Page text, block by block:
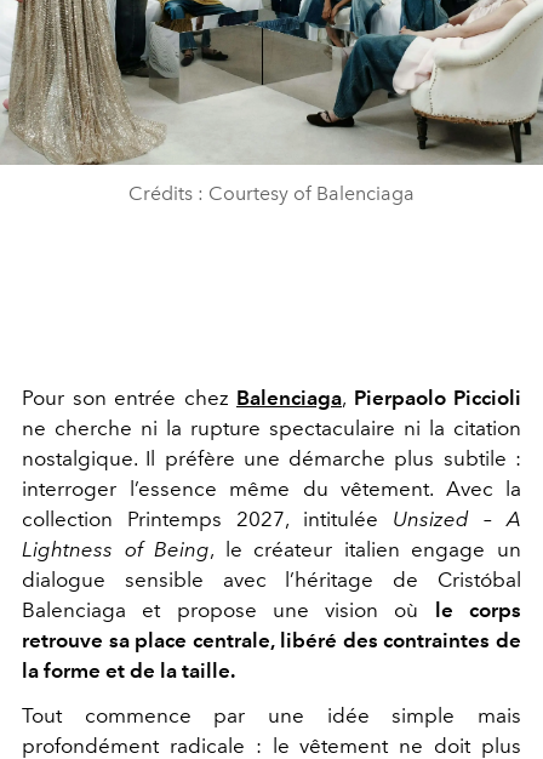
Crédits : Courtesy of Balenciaga
Pour son entrée chez Balenciaga, Pierpaolo Piccioli
ne cherche ni la rupture spectaculaire ni la citation
nostalgique. Il préfère une démarche plus subtile :
interroger l’essence même du vêtement. Avec la
collection Printemps 2027, intitulée Unsized – A
Lightness of Being, le créateur italien engage un
dialogue sensible avec l’héritage de Cristóbal
Balenciaga et propose une vision où le corps
retrouve sa place centrale, libéré des contraintes de
la forme et de la taille.
Tout commence par une idée simple mais
profondément radicale : le vêtement ne doit plus